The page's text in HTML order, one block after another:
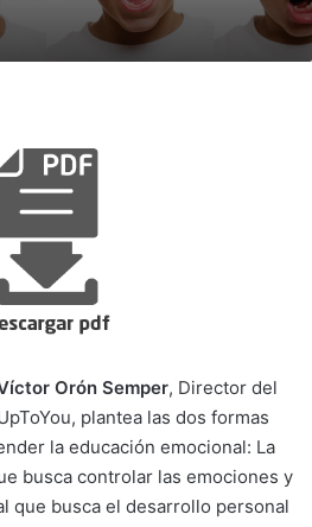
Orón Semper, Director del
plantea las dos formas
la educación emocional: La
busca controlar las emociones y
que busca el desarrollo personal